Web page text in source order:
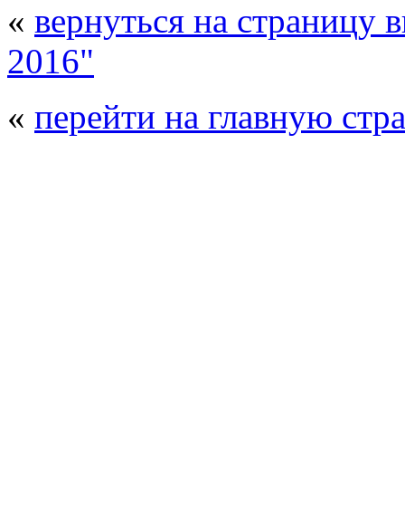
« вернуться на страницу
2016"
« перейти на главную